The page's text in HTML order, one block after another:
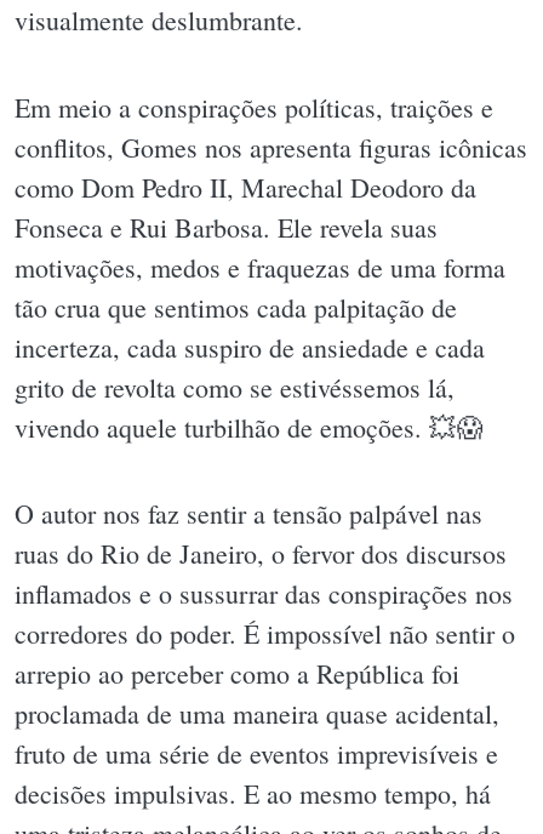
visualmente deslumbrante.
Em meio a conspirações políticas, traições e
conflitos, Gomes nos apresenta figuras icônicas
como Dom Pedro II, Marechal Deodoro da
Fonseca e Rui Barbosa. Ele revela suas
motivações, medos e fraquezas de uma forma
tão crua que sentimos cada palpitação de
incerteza, cada suspiro de ansiedade e cada
grito de revolta como se estivéssemos lá,
vivendo aquele turbilhão de emoções. 💥😱
O autor nos faz sentir a tensão palpável nas
ruas do Rio de Janeiro, o fervor dos discursos
inflamados e o sussurrar das conspirações nos
corredores do poder. É impossível não sentir o
arrepio ao perceber como a República foi
proclamada de uma maneira quase acidental,
fruto de uma série de eventos imprevisíveis e
decisões impulsivas. E ao mesmo tempo, há